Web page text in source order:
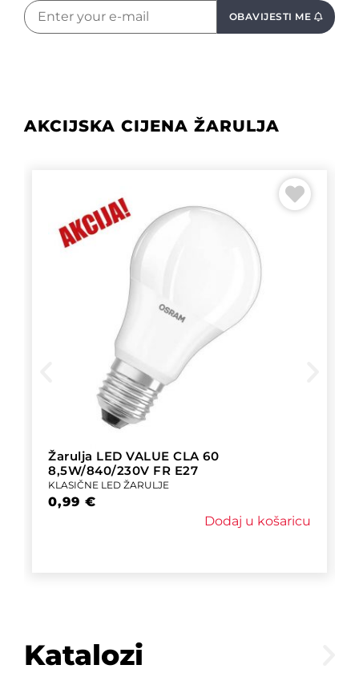
OBAVIJESTI ME
AKCIJSKA CIJENA ŽARULJA
Žarulja LED VALUE CLA 60
8,5W/840/230V FR E27
KLASIČNE LED ŽARULJE
0,99 €
Dodaj u košaricu
Katalozi